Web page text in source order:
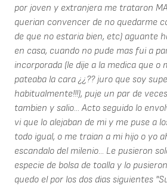
por joven y extranjera me trataron
querian convencer de no quedarme
de que no estaria bien, etc) aguante
en casa, cuando no pude mas fui a
incorporada (le dije a la medica que o
pateaba la cara ¿¿?? juro que soy
habitualmente!!!), puje un par de
tambien y salio... Acto seguido lo
vi que lo alejaban de mi y me puse a
todo igual, o me traian a mi hijo o yo
escandalo del milenio... Le pusieron
especie de bolsa de toalla y lo
quedo el por los dos dias siguientes